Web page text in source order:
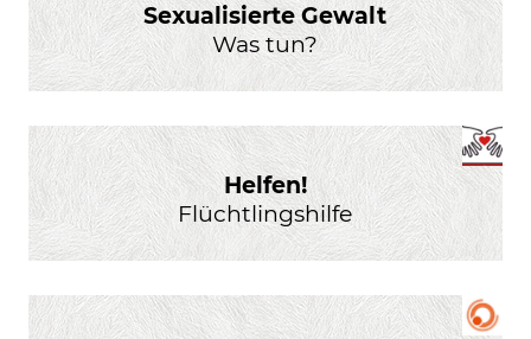
Sexualisierte Gewalt
Was tun?
Helfen!
Flüchtlingshilfe